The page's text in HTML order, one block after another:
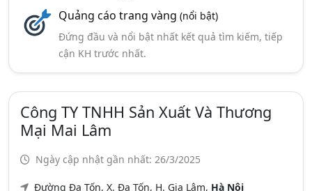
Quảng cáo trang vàng (nổi bật)
Đứng đầu và nổi bật nhất kết quả tìm kiếm, tiếp
cận KH trước nhất.
Công TY TNHH Sản Xuất Và Thương
Mại Mai Lâm
Ngày cập nhật gần nhất: 26/3/2025
Đường Đa Tốn, X. Đa Tốn, H. Gia Lâm, Hà Nội